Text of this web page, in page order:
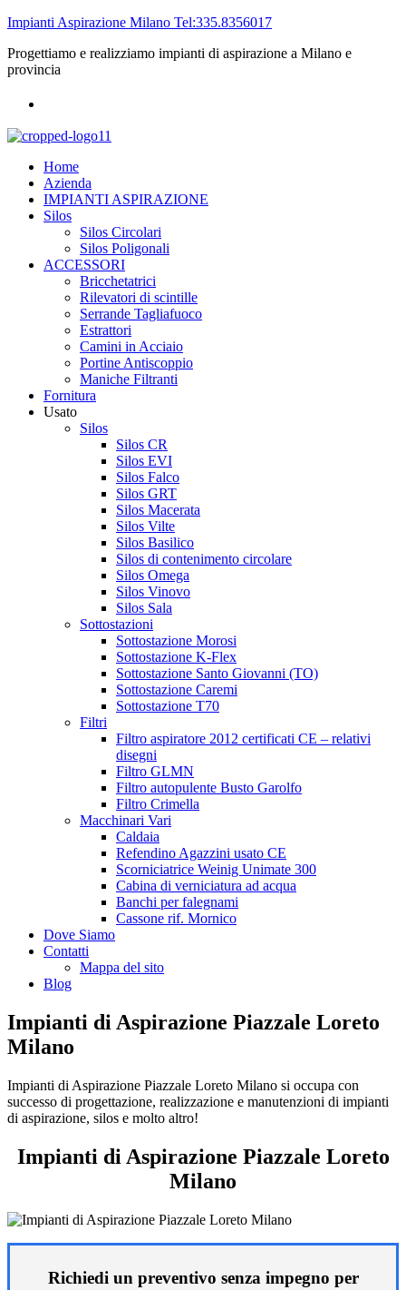
Impianti Aspirazione Milano Tel:335.8356017
Progettiamo e realizziamo impianti di aspirazione a Milano e
provincia
Home
Azienda
IMPIANTI ASPIRAZIONE
Silos
Silos Circolari
Silos Poligonali
ACCESSORI
Bricchetatrici
Rilevatori di scintille
Serrande Tagliafuoco
Estrattori
Camini in Acciaio
Portine Antiscoppio
Maniche Filtranti
Fornitura
Usato
Silos
Silos CR
Silos EVI
Silos Falco
Silos GRT
Silos Macerata
Silos Vilte
Silos Basilico
Silos di contenimento circolare
Silos Omega
Silos Vinovo
Silos Sala
Sottostazioni
Sottostazione Morosi
Sottostazione K-Flex
Sottostazione Santo Giovanni (TO)
Sottostazione Caremi
Sottostazione T70
Filtri
Filtro aspiratore 2012 certificati CE – relativi
disegni
Filtro GLMN
Filtro autopulente Busto Garolfo
Filtro Crimella
Macchinari Vari
Caldaia
Refendino Agazzini usato CE
Scorniciatrice Weinig Unimate 300
Cabina di verniciatura ad acqua
Banchi per falegnami
Cassone rif. Mornico
Dove Siamo
Contatti
Mappa del sito
Blog
Impianti di Aspirazione Piazzale Loreto
Milano
Impianti di Aspirazione Piazzale Loreto Milano si occupa con
successo di progettazione, realizzazione e manutenzioni di impianti
di aspirazione, silos e molto altro!
Impianti di Aspirazione Piazzale Loreto
Milano
Richiedi un preventivo senza impegno per